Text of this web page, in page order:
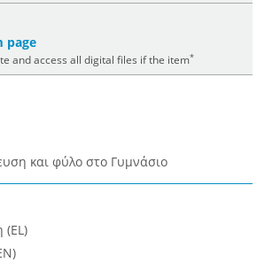
page
and access all digital files if the item*
και φύλο στο Γυμνάσιο
(EL)